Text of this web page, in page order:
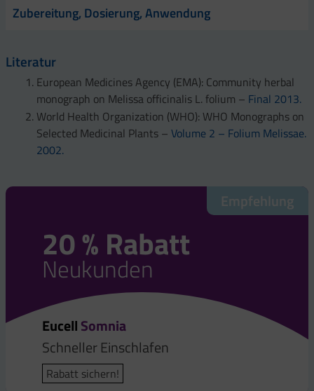
Zubereitung, Dosierung, Anwendung
Literatur
European Medicines Agency (EMA): Community herbal
monograph on Melissa officinalis L. folium – Final 2013.
World Health Organization (WHO): WHO Monographs on
Selected Medicinal Plants – Volume 2 – Folium Melissae.
2002.
Empfehlung
20 % Rabatt
Neukunden
EucellSomnia
Schneller Einschlafen
Rabatt sichern!